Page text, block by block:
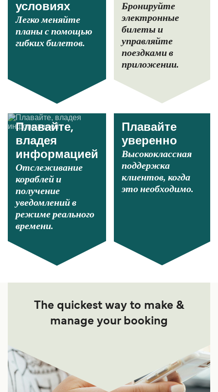
условиях
Легко меняйте
планы с помощью
гибких билетов.
Бронируйте
электронные
билеты и
управляйте
поездками в
приложении.
Плавайте,
владея
информацией
Отслеживание
кораблей и
получение
уведомлений в
режиме реального
времени.
Плавайте
уверенно
Высококлассная
поддержка
клиентов, когда
это необходимо.
The quickest way to make &
manage your booking